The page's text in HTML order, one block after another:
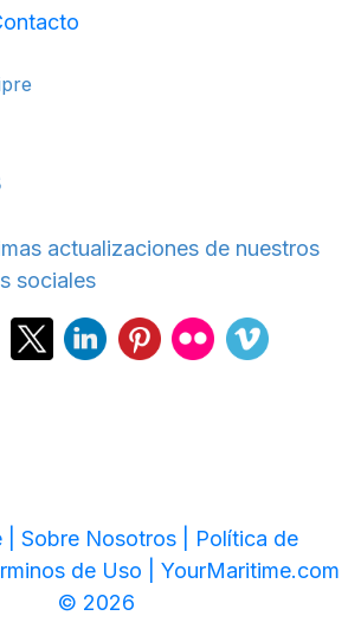
actualizaciones de nuestros
sociales
Sobre Nosotros | Política de
de Uso | YourMaritime.com
© 2026